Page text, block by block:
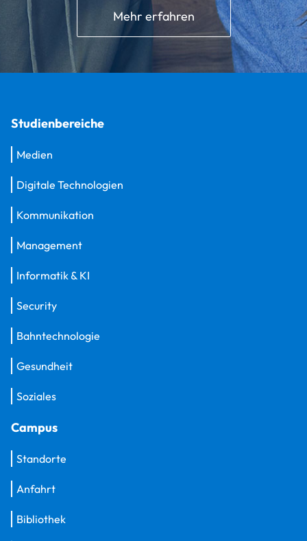
Mehr erfahren
Studienbereiche
Medien
Digitale Technologien
Kommunikation
Management
Informatik & KI
Security
Bahntechnologie
Gesundheit
Soziales
Campus
Standorte
Anfahrt
Bibliothek